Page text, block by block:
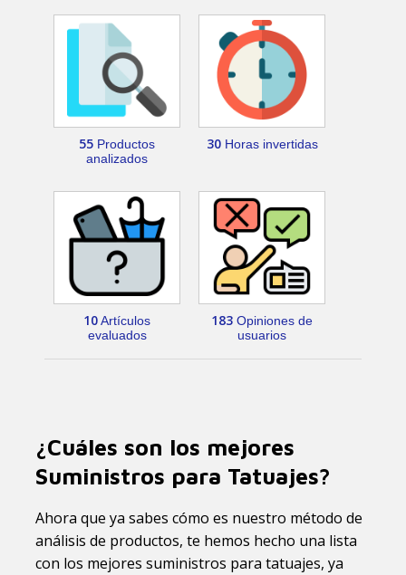
55 Productos
analizados
30Horas invertidas
10Artículos
evaluados
183 Opiniones de
usuarios
¿Cuáles son los mejores
Suministros para Tatuajes?
Ahora que ya sabes cómo es nuestro método de
análisis de productos, te hemos hecho una lista
con los mejores suministros para tatuajes, ya